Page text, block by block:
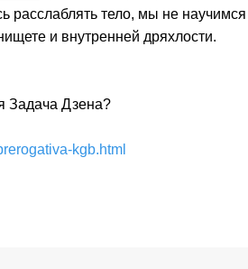
тело, мы не научимся
и внутренней дряхлости.
Задача Дзена?
kgb.html